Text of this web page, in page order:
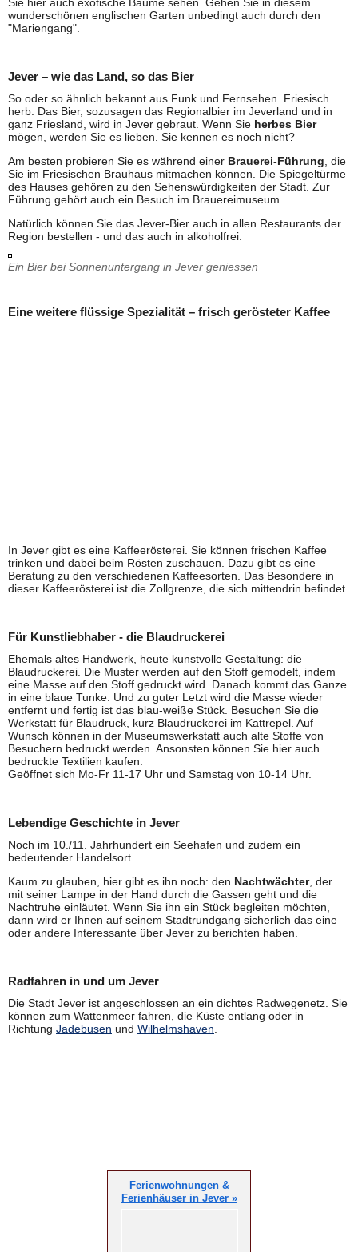
Sie hier auch exotische Bäume sehen. Gehen Sie in diesem
wunderschönen englischen Garten unbedingt auch durch den
"Mariengang".
Jever – wie das Land, so das Bier
So oder so ähnlich bekannt aus Funk und Fernsehen. Friesisch
herb. Das Bier, sozusagen das Regionalbier im Jeverland und in
ganz Friesland, wird in Jever gebraut. Wenn Sie herbes Bier
mögen, werden Sie es lieben. Sie kennen es noch nicht?
Am besten probieren Sie es während einer Brauerei-Führung, die
Sie im Friesischen Brauhaus mitmachen können. Die Spiegeltürme
des Hauses gehören zu den Sehenswürdigkeiten der Stadt. Zur
Führung gehört auch ein Besuch im Brauereimuseum.
Natürlich können Sie das Jever-Bier auch in allen Restaurants der
Region bestellen - und das auch in alkoholfrei.
Ein Bier bei Sonnenuntergang in Jever geniessen
Eine weitere flüssige Spezialität – frisch gerösteter Kaffee
In Jever gibt es eine Kaffeerösterei. Sie können frischen Kaffee
trinken und dabei beim Rösten zuschauen. Dazu gibt es eine
Beratung zu den verschiedenen Kaffeesorten. Das Besondere in
dieser Kaffeerösterei ist die Zollgrenze, die sich mittendrin befindet.
Für Kunstliebhaber - die Blaudruckerei
Ehemals altes Handwerk, heute kunstvolle Gestaltung: die
Blaudruckerei. Die Muster werden auf den Stoff gemodelt, indem
eine Masse auf den Stoff gedruckt wird. Danach kommt das Ganze
in eine blaue Tunke. Und zu guter Letzt wird die Masse wieder
entfernt und fertig ist das blau-weiße Stück. Besuchen Sie die
Werkstatt für Blaudruck, kurz Blaudruckerei im Kattrepel. Auf
Wunsch können in der Museumswerkstatt auch alte Stoffe von
Besuchern bedruckt werden. Ansonsten können Sie hier auch
bedruckte Textilien kaufen.
Geöffnet sich Mo-Fr 11-17 Uhr und Samstag von 10-14 Uhr.
Lebendige Geschichte in Jever
Noch im 10./11. Jahrhundert ein Seehafen und zudem ein
bedeutender Handelsort.
Kaum zu glauben, hier gibt es ihn noch: den Nachtwächter, der
mit seiner Lampe in der Hand durch die Gassen geht und die
Nachtruhe einläutet. Wenn Sie ihn ein Stück begleiten möchten,
dann wird er Ihnen auf seinem Stadtrundgang sicherlich das eine
oder andere Interessante über Jever zu berichten haben.
Radfahren in und um Jever
Die Stadt Jever ist angeschlossen an ein dichtes Radwegenetz. Sie
können zum Wattenmeer fahren, die Küste entlang oder in
Richtung Jadebusen und Wilhelmshaven.
Ferienwohnungen &
Ferienhäuser in Jever »